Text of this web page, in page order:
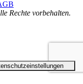
Rechte vorbehalten.